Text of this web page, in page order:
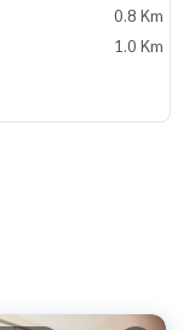
0.8 Km
1.0 Km